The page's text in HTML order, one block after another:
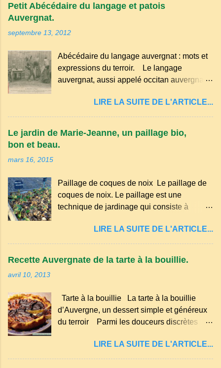
Petit Abécédaire du langage et patois
Auvergnat.
septembre 13, 2012
Abécédaire du langage auvergnat : mots et
expressions du terroir. Le langage
auvergnat, aussi appelé occitan auvergnat ,
principalement en Auvergne et dans
certaines parties du Massif central . Il
et est classé parmi les dialectes du nord-
Par exemple, on trouve des mots typiques
comme "agourer" (s'accroupir) ou "aze"
(âne, utilisé aussi pour désigner quelqu'un
Auvergne particulièrement du Puy-de-
Dôme . A Adrillier : arbres de la famille...
LIRE LA SUITE DE L'ARTICLE...
Le jardin de Marie-Jeanne, un paillage bio,
bon et beau.
mars 16, 2015
Paillage de coques de noix Le paillage de
coques de noix. Le paillage est une
technique de jardinage qui consiste à
organiques, minéraux ou synthétiques pour
le protéger et améliorer sa fertilité. Il
présente plusieurs avantages : Réduction
des arrosages : Le paillage limite
empêche la lumière d'atteindre le sol, ce qui
freine la germination des adventices.
Protection contre les intempéries : Il
chaleur excessive en été. Amélioration de la
structure du sol : Les paillis organiques se
LIRE LA SUITE DE L'ARTICLE...
Recette Auvergnate de la tarte à la bouillie.
avril 10, 2013
Tarte à la bouillie La tarte à la bouillie
d’Auvergne, un dessert simple et généreux
du terroir Parmi les douceurs discrètes
la tarte à la bouillie occupe une place à part.
Transmise de génération en génération, elle
LIRE LA SUITE DE L'ARTICLE...